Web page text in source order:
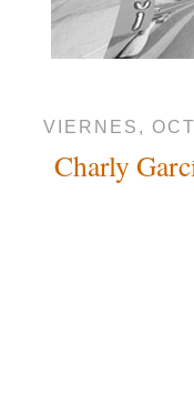
VIERNES,
Charly